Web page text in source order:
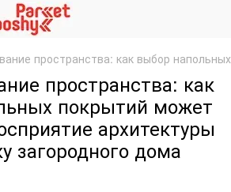
пространства: как выбор
пространства: как
покрытий может
архитектуры
загородного дома